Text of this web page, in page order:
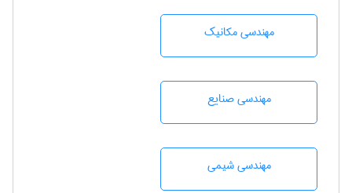
مهندسی مکانیک
مهندسی صنايع
مهندسي شيمی